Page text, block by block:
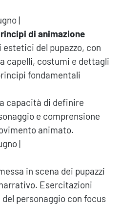
|
di animazione
del pupazzo, con
capelli, costumi e dettagli
fondamentali
capacità di definire
e comprensione
animato.
|
in scena dei pupazzi
Esercitazioni
personaggio con focus